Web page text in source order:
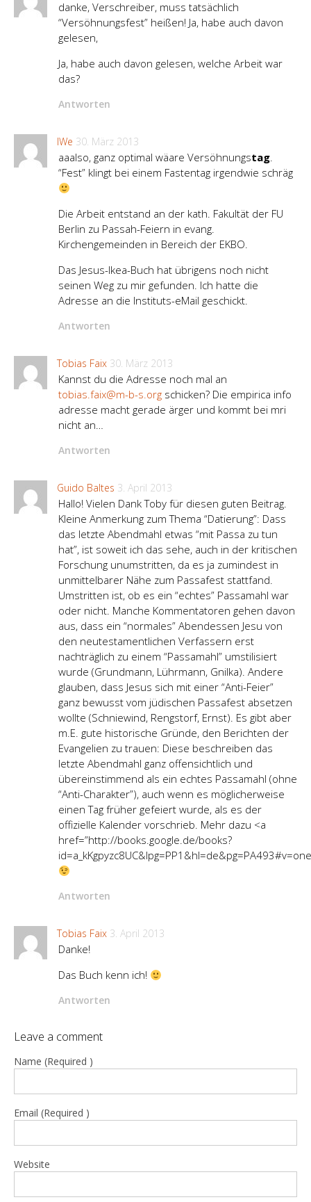
danke, Verschreiber, muss tatsächlich
“Versöhnungsfest” heißen! Ja, habe auch davon
gelesen,
Ja, habe auch davon gelesen, welche Arbeit war
das?
Antworten
IWe 30. März 2013
aaalso, ganz optimal wäare Versöhnungstag.
“Fest” klingt bei einem Fastentag irgendwie schräg
Die Arbeit entstand an der kath. Fakultät der FU
Berlin zu Passah-Feiern in evang.
Kirchengemeinden in Bereich der EKBO.
Das Jesus-Ikea-Buch hat übrigens noch nicht
seinen Weg zu mir gefunden. Ich hatte die
Adresse an die Instituts-eMail geschickt.
Antworten
Tobias Faix 30. März 2013
Kannst du die Adresse noch mal an
tobias.faix@m-b-s.org schicken? Die empirica info
adresse macht gerade ärger und kommt bei mri
nicht an…
Antworten
Guido Baltes 3. April 2013
Hallo! Vielen Dank Toby für diesen guten Beitrag.
Kleine Anmerkung zum Thema “Datierung”: Dass
das letzte Abendmahl etwas “mit Passa zu tun
hat”, ist soweit ich das sehe, auch in der kritischen
Forschung unumstritten, da es ja zumindest in
unmittelbarer Nähe zum Passafest stattfand.
Umstritten ist, ob es ein “echtes” Passamahl war
oder nicht. Manche Kommentatoren gehen davon
aus, dass ein “normales” Abendessen Jesu von
den neutestamentlichen Verfassern erst
nachträglich zu einem “Passamahl” umstilisiert
wurde (Grundmann, Lührmann, Gnilka). Andere
glauben, dass Jesus sich mit einer “Anti-Feier”
ganz bewusst vom jüdischen Passafest absetzen
wollte (Schniewind, Rengstorf, Ernst). Es gibt aber
m.E. gute historische Gründe, den Berichten der
Evangelien zu trauen: Diese beschreiben das
letzte Abendmahl ganz offensichtlich und
übereinstimmend als ein echtes Passamahl (ohne
“Anti-Charakter”), auch wenn es möglicherweise
einen Tag früher gefeiert wurde, als es der
offizielle Kalender vorschrieb. Mehr dazu <a
href=”http://books.google.de/books?
Antworten
Tobias Faix 3. April 2013
Danke!
Das Buch kenn ich!
Antworten
Leave a comment
Name (Required )
Email (Required )
Website